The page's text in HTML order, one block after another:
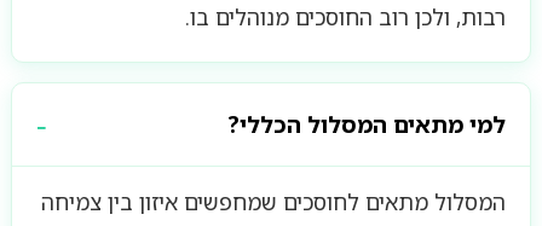
רבות, ולכן רוב החוסכים מנוהלים בו.
למי מתאים המסלול הכללי?
המסלול מתאים לחוסכים שמחפשים איזון בין צמיחה